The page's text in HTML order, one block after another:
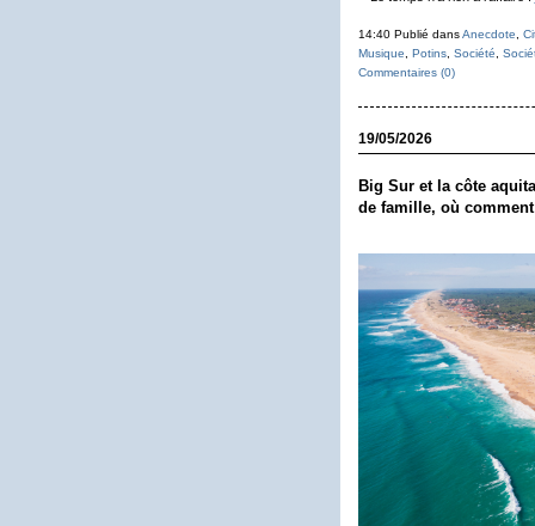
14:40 Publié dansAnecdote
Musique
Potins, Société
Commentaires (0)
19/05/2026
Big Sur et la côte
de famille, où